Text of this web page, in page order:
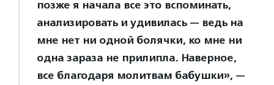
позже я начала все это вспоминать,
анализировать и удивилась — ведь на
мне нет ни одной болячки, ко мне ни
одна зараза не прилипла. Наверное,
все благодаря молитвам бабушки», —